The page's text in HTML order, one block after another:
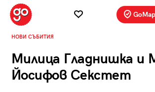
GoMap
НОВИ СЪБИТИЯ
Милица Гладнишка и
Йосифов Секстет